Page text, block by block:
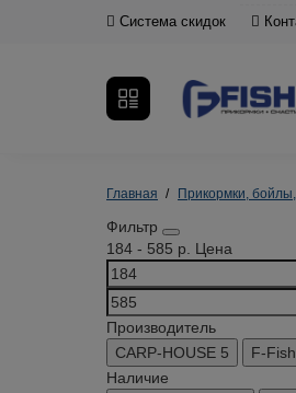
Система скидок
Главная Прикормки,
Фильтр
184 - 585 р. Цена
Производитель
CARP-HOUSE 5 F-
Наличие